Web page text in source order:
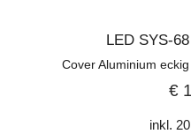
LED SYS-
Cover Aluminium
€
inkl.